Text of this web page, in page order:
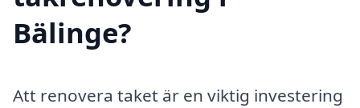
Bälinge?
Att renovera taket är en viktig investering